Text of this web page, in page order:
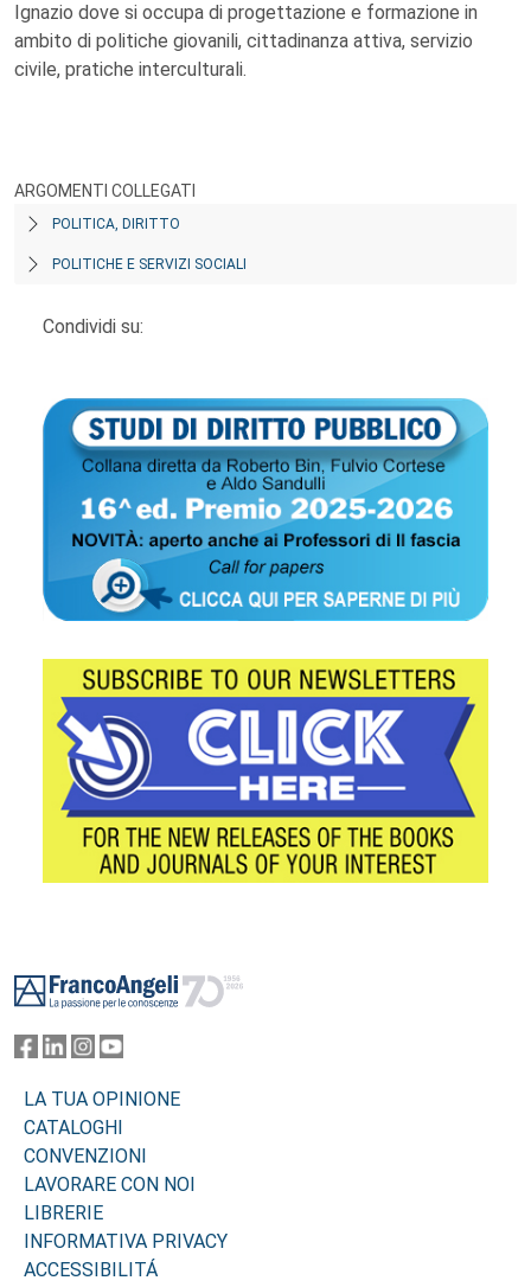
Ignazio dove si occupa di progettazione e formazione in
ambito di politiche giovanili, cittadinanza attiva, servizio
civile, pratiche interculturali.
ARGOMENTI COLLEGATI
POLITICA, DIRITTO
POLITICHE E SERVIZI SOCIALI
Condividi su:
LA TUA OPINIONE
CATALOGHI
CONVENZIONI
LAVORARE CON NOI
LIBRERIE
INFORMATIVA PRIVACY
ACCESSIBILITÁ